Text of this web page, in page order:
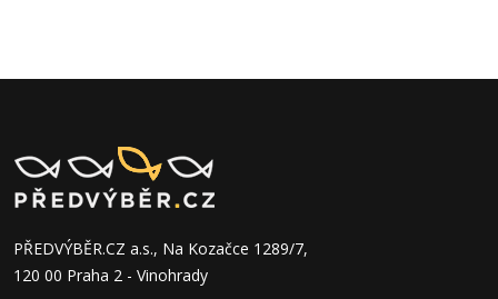
PŘEDVÝBĚR.CZ a.s., Na Kozačce 1289/7,
120 00 Praha 2 - Vinohrady